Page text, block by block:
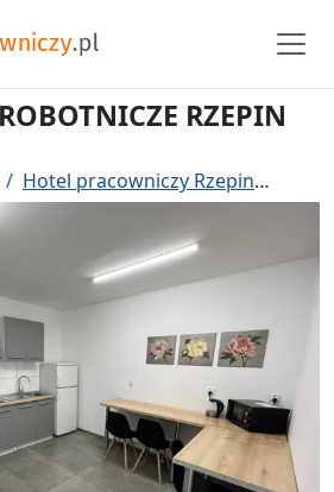
RZEPIN
Hotel pracowniczy Rzepin